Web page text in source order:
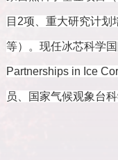
目 2项、重大研究计划
等）。现任冰芯科学
Partnerships in Ice
员、国家气候观象台